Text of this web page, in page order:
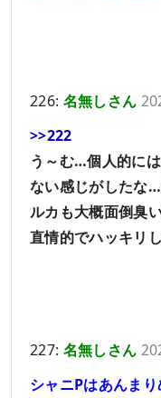
226: 名無しさん
>>222
う～む…個人的に
ない感じがしたな
ルカも大概面倒臭
直情的でハッキリ
227: 名無しさん
シャニPはあんま